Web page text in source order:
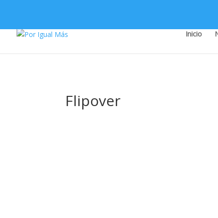
Inicio
Flipover